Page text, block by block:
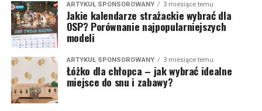
ARTYKUŁ SPONSOROWANY 3 miesiące temu
Jakie kalendarze strażackie wybrać dla
OSP? Porównanie najpopularniejszych
modeli
ARTYKUŁ SPONSOROWANY 3 miesiące temu
Łóżko dla chłopca – jak wybrać idealne
miejsce do snu i zabawy?